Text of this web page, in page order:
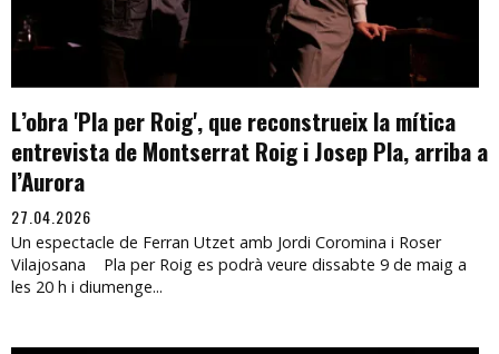
L’obra 'Pla per Roig', que reconstrueix la mítica
entrevista de Montserrat Roig i Josep Pla, arriba a
l’Aurora
27.04.2026
Un espectacle de Ferran Utzet amb Jordi Coromina i Roser
Vilajosana Pla per Roig es podrà veure dissabte 9 de maig a
les 20 h i diumenge...